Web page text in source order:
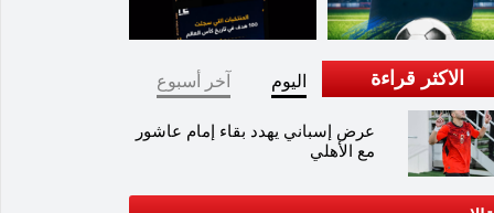
الاكثر قراءة اليوم آخر أسبوع
عرض إسباني يهدد بقاء إمام عاشور
مع الأهلي